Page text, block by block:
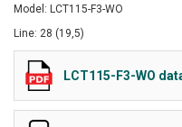
Model: LCT115-F3-WO
Line: 28 (19,5)
LCT115-F3-WO